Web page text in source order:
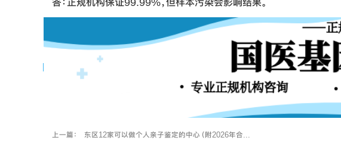
答：正规机构保证99.99%，但样本污染会影响结果。
上一篇： 东区12家可以做个人亲子鉴定的中心（附2026年合...